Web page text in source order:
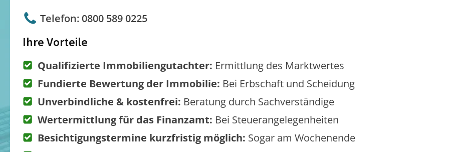
Telefon: 0800 589 0225
Ihre Vorteile
Qualifizierte Immobiliengutachter: Ermittlung des Marktwertes
Fundierte Bewertung der Immobilie: Bei Erbschaft und Scheidung
Unverbindliche & kostenfrei: Beratung durch Sachverständige
Wertermittlung für das Finanzamt: Bei Steuerangelegenheiten
Besichtigungstermine kurzfristig möglich: Sogar am Wochenende